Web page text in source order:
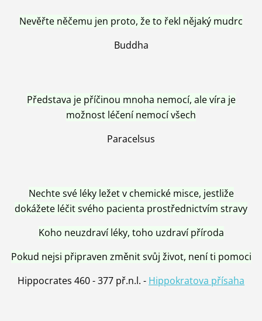
Nevěřte něčemu jen proto, že to řekl nějaký mudrc
Buddha
Představa je příčinou mnoha nemocí, ale víra je
možnost léčení nemocí všech
Paracelsus
Nechte své léky ležet v chemické misce, jestliže
dokážete léčit svého pacienta prostřednictvím stravy
Koho neuzdraví léky, toho uzdraví příroda
Pokud nejsi připraven změnit svůj život, není ti pomoci
Hippocrates 460 - 377 př.n.l. - Hippokratova přísaha